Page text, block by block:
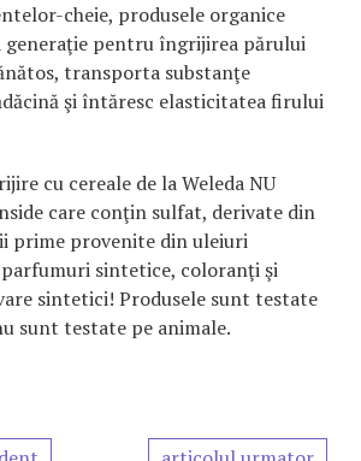
cheie, produsele organice
generaţie pentru îngrijirea părului
transporta substanţe
şi întăresc elasticitatea firului
cu cereale de la Weleda NU
care conţin sulfat, derivate din
prime provenite din uleiuri
sintetice, coloranţi şi
sintetici! Produsele sunt testate
sunt testate pe animale.